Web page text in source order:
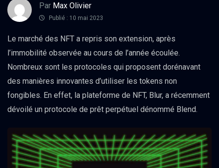
Par Max Olivier
Publié : 10 mai 2023
Le marché des NFT a repris son extension, après
l’immobilité observée au cours de l’année écoulée.
Nombreux sont les protocoles qui proposent dorénavant
des manières innovantes d’utiliser les tokens non
fongibles. En effet, la plateforme de NFT, Blur, a récemment
dévoilé un protocole de prêt perpétuel dénommé Blend.